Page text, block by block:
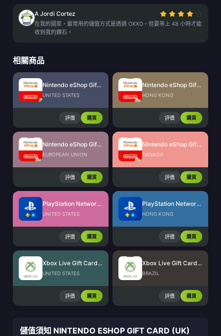
A Jordi Cortez
在我的國家，最常用的儲值方式是透過 OXXO，但要等上 48 小時才能
收到我的鑽石。
相關商品
Nintendo eShop Gift Card (US)
UNITED STATES
評價 購買
Nintendo eShop Gift Card (HK)
HONG KONG
評價 購買
Nintendo eShop Gift Card (EU)
EUROPEAN UNION
評價 購買
Nintendo eShop Gift Card (CA)
CANADA
評價 購買
PlayStation Network Card (US)
UNITED STATES
評價 購買
PlayStation Network Card (HK)
HONG KONG
評價 購買
Xbox Live Gift Card (US)
UNITED STATES
評價 購買
Xbox Live Gift Card (BR)
BRAZIL
評價 購買
儲值須知 NINTENDO ESHOP GIFT CARD (UK)